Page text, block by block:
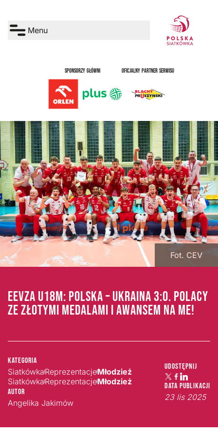
Menu
SPONSORZY GŁÓWNI OFICJALNY PARTNER SERWISU
Fot. CEV
EEVZA U18M: POLSKA – UKRAINA 3:0. POLACY
ZE ZŁOTYMI MEDALAMI I AWANSEM NA ME!
Kategoria
SiatkówkaReprezentacjeMłodzież
SiatkówkaReprezentacjeMłodzież
Autor
Angelika Jakimów
Udostępnij
Data publikacji
23 lis 2025